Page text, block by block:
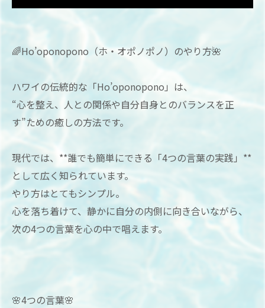
🌈Ho’oponopono（ホ・オポノポノ）のやり方🌺
ハワイの伝統的な「Ho’oponopono」は、
“心を整え、人との関係や自分自身とのバランスを正
す”ための癒しの方法です。
現代では、**誰でも簡単にできる「4つの言葉の実践」**
として広く知られています。
やり方はとてもシンプル。
心を落ち着けて、静かに自分の内側に向き合いながら、
次の4つの言葉を心の中で唱えます。
🌸4つの言葉🌸